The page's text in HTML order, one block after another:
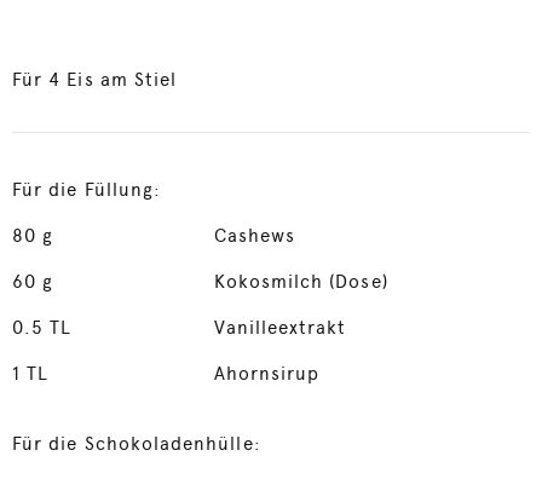
Für 4 Eis am Stiel
Für die Füllung:
80 g Cashews
60 g Kokosmilch (Dose)
0.5TL Vanilleextrakt
1TL Ahornsirup
Für die Schokoladenhülle: